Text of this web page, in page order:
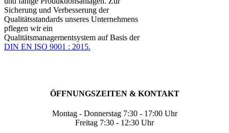
Sicherung und Verbesserung der
Qualitätsstandards unseres Unternehmens
pflegen wir ein
Qualitätsmanagementsystem auf Basis der
DIN EN ISO 9001 : 2015.
ÖFFNUNGSZEITEN & KONTAKT
Montag - Donnerstag 7:30 - 17:00 Uhr
Freitag 7:30 - 12:30 Uhr